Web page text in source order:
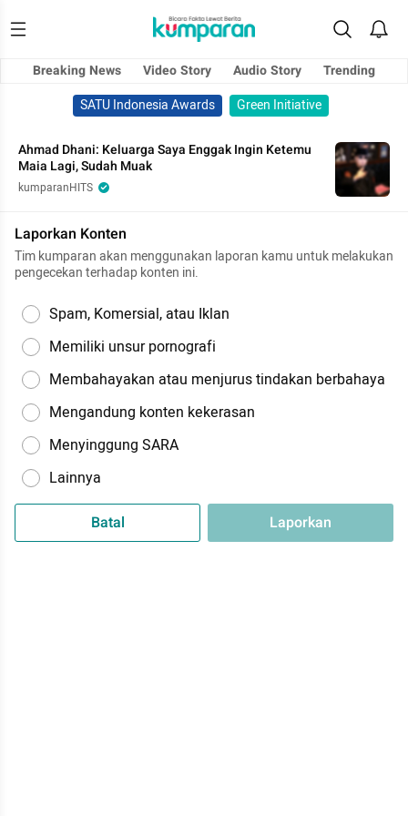
Breaking News Video Story Audio Story
Trending
SATU Indonesia Awards
Green Initiative
Ahmad Dhani: Keluarga Saya Enggak Ingin Ketemu
Maia Lagi, Sudah Muak
kumparanHITS
Laporkan Konten
Tim kumparan akan menggunakan laporan kamu untuk melakukan
pengecekan terhadap konten ini.
Spam, Komersial, atau Iklan
Memiliki unsur pornografi
Membahayakan atau menjurus tindakan berbahaya
Mengandung konten kekerasan
Menyinggung SARA
Lainnya
Batal Laporkan